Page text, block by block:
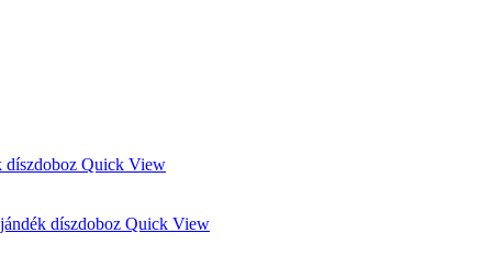
Quick View
Quick View